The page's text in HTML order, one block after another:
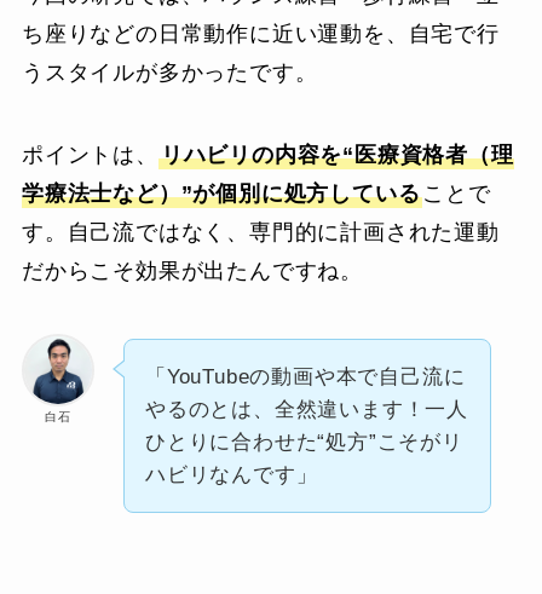
ち座りなどの日常動作に近い運動を、自宅で行
うスタイルが多かったです。
ポイントは、 リハビリの内容を“医療資格者（理
学療法士など）”が個別に処方していることで
す。自己流ではなく、専門的に計画された運動
だからこそ効果が出たんですね。
白石
「YouTubeの動画や本で自己流に
やるのとは、全然違います！一人
ひとりに合わせた“処方”こそがリ
ハビリなんです」